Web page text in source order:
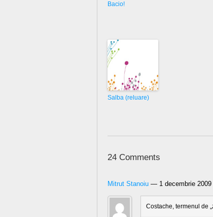
Bacio!
Salba (reluare)
24 Comments
Mitrut Stanoiu — 1 decembrie 2009
Costache, termenul de